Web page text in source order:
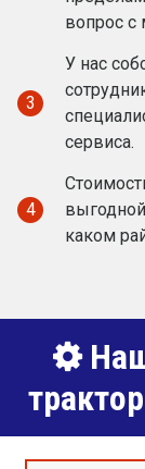
вопрос
3
У нас
сервиса.
4
каком